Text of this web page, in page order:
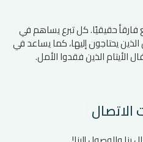
حقيقيًا. كل تبرع يساهم في
يحتاجون إليها، كما يساعد في
الأيتام الذين فقدوا الأمل.